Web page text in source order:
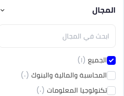
المجال
الجميع (١)
المحاسبة والمالية والبنوك (٠)
تكنولوجيا المعلومات (٠)